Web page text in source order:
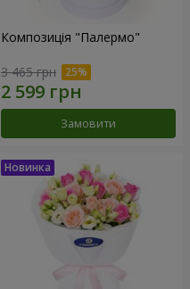
Композиція "Палермо"
3 465 грн
Замовити